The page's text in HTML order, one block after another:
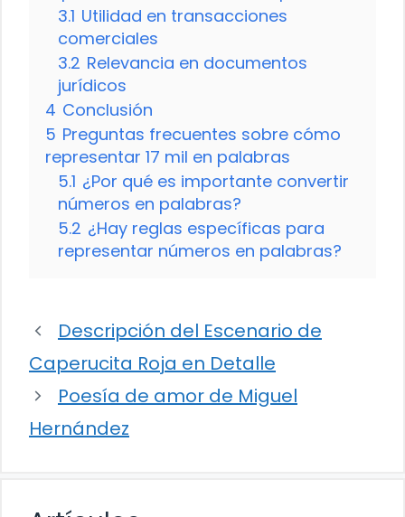
3.1 Utilidad en transacciones
comerciales
3.2 Relevancia en documentos
jurídicos
4 Conclusión
5 Preguntas frecuentes sobre cómo
representar 17 mil en palabras
5.1 ¿Por qué es importante convertir
números en palabras?
5.2 ¿Hay reglas específicas para
representar números en palabras?
Descripción del Escenario de
Caperucita Roja en Detalle
Poesía de amor de Miguel
Hernández